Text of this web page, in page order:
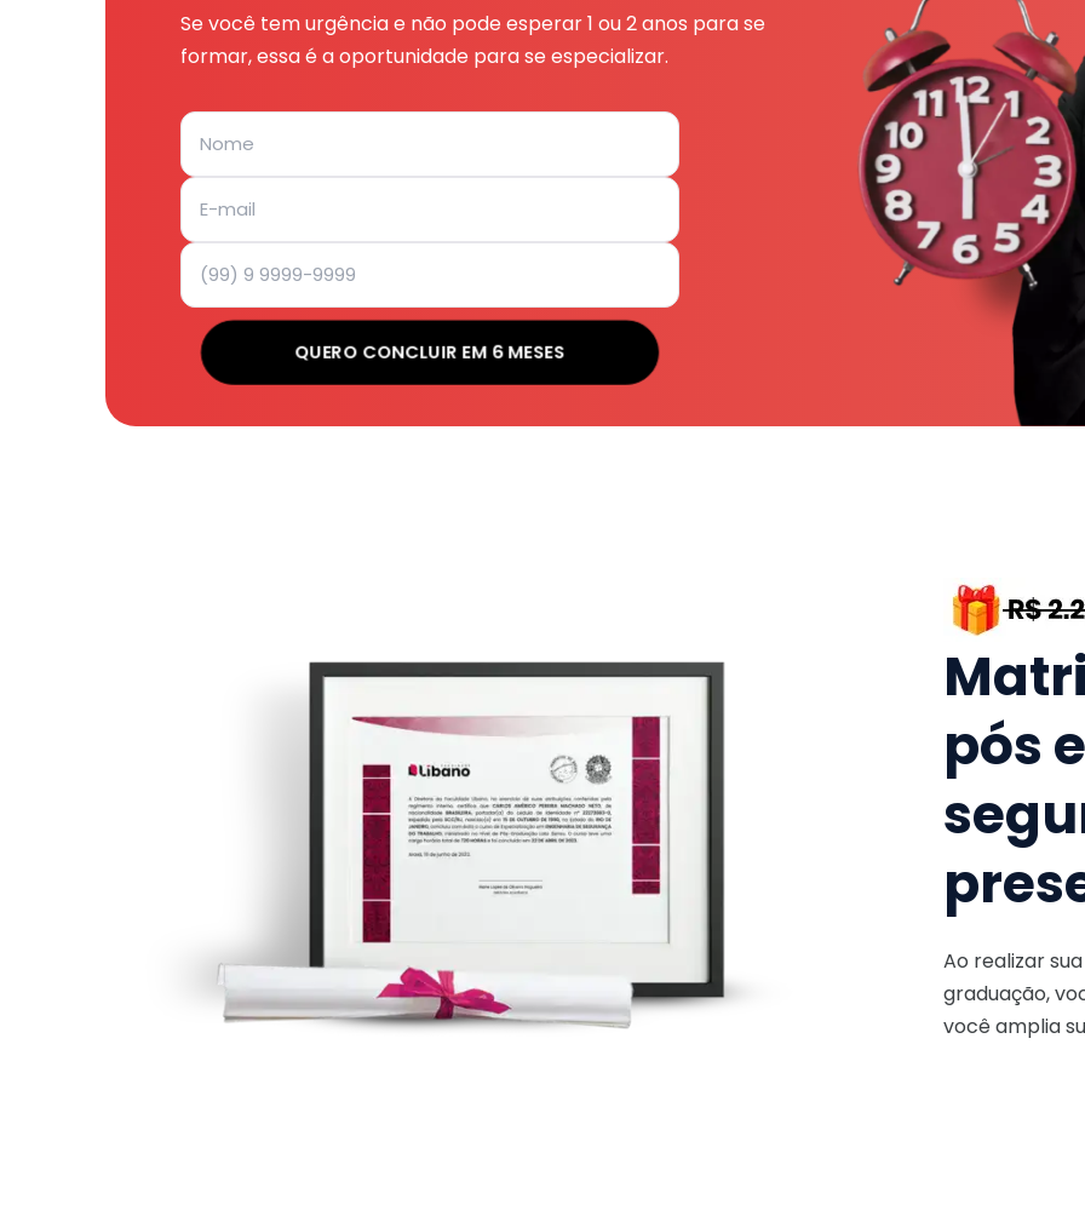
Se você tem urgência e não pode esperar 1 ou 2 anos para se
formar, essa é a oportunidade para se especializar.
QUERO CONCLUIR EM 6 MESES
pós
Ao realizar
graduação,
você amplia